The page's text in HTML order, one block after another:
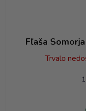
Fľaša
Trvalo